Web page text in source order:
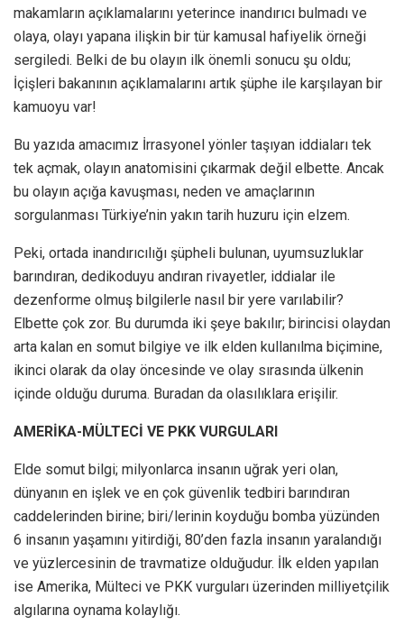
makamların açıklamalarını yeterince inandırıcı bulmadı ve
olaya, olayı yapana ilişkin bir tür kamusal hafiyelik örneği
sergiledi. Belki de bu olayın ilk önemli sonucu şu oldu;
İçişleri bakanının açıklamalarını artık şüphe ile karşılayan bir
kamuoyu var!
Bu yazıda amacımız İrrasyonel yönler taşıyan iddiaları tek
tek açmak, olayın anatomisini çıkarmak değil elbette. Ancak
bu olayın açığa kavuşması, neden ve amaçlarının
sorgulanması Türkiye’nin yakın tarih huzuru için elzem.
Peki, ortada inandırıcılığı şüpheli bulunan, uyumsuzluklar
barındıran, dedikoduyu andıran rivayetler, iddialar ile
dezenforme olmuş bilgilerle nasıl bir yere varılabilir?
Elbette çok zor. Bu durumda iki şeye bakılır; birincisi olaydan
arta kalan en somut bilgiye ve ilk elden kullanılma biçimine,
ikinci olarak da olay öncesinde ve olay sırasında ülkenin
içinde olduğu duruma. Buradan da olasılıklara erişilir.
AMERİKA-MÜLTECİ VE PKK VURGULARI
Elde somut bilgi; milyonlarca insanın uğrak yeri olan,
dünyanın en işlek ve en çok güvenlik tedbiri barındıran
caddelerinden birine; biri/lerinin koyduğu bomba yüzünden
6 insanın yaşamını yitirdiği, 80’den fazla insanın yaralandığı
ve yüzlercesinin de travmatize olduğudur. İlk elden yapılan
ise Amerika, Mülteci ve PKK vurguları üzerinden milliyetçilik
algılarına oynama kolaylığı.